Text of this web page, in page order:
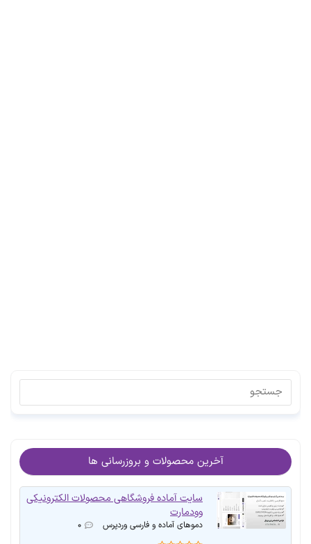
آخرین محصولات و بروزرسانی ها
سایت آماده فروشگاهی محصولات الکترونیکی
وودمارت
دموهای آماده و فارسی وردپرس ۰